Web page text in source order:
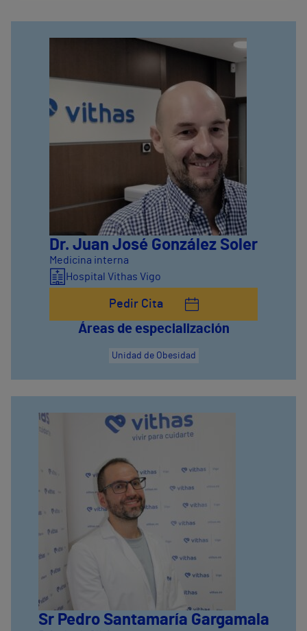
Dr. Juan José González Soler
Medicina interna
Hospital Vithas Vigo
Pedir Cita
Áreas de especialización
Unidad de Obesidad
Sr Pedro Santamaría Gargamala